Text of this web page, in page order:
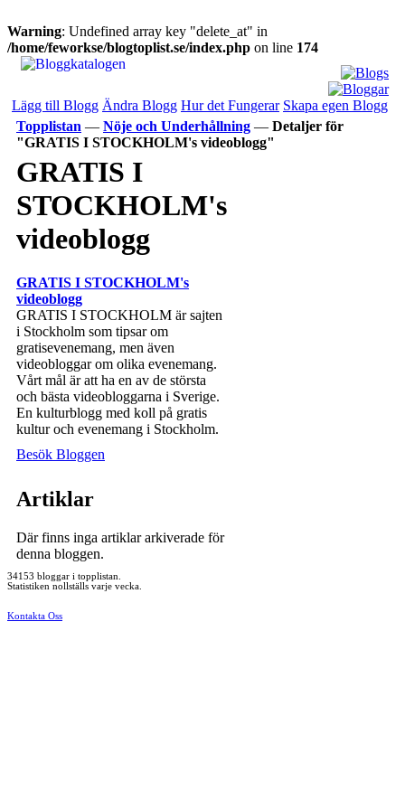
Warning: Undefined array key "delete_at" in
/home/feworkse/blogtoplist.se/index.php on line 174
Lägg till Blogg Ändra Blogg Hur det Fungerar Skapa egen Blogg
Topplistan — Nöje och Underhållning — Detaljer för
"GRATIS I STOCKHOLM's videoblogg"
GRATIS I
STOCKHOLM's
videoblogg
GRATIS I STOCKHOLM's
videoblogg
GRATIS I STOCKHOLM är sajten
i Stockholm som tipsar om
gratisevenemang, men även
videobloggar om olika evenemang.
Vårt mål är att ha en av de största
och bästa videobloggarna i Sverige.
En kulturblogg med koll på gratis
kultur och evenemang i Stockholm.
Besök Bloggen
Artiklar
Där finns inga artiklar arkiverade för
denna bloggen.
34153 bloggar i topplistan.
Statistiken nollställs varje vecka.
Kontakta Oss